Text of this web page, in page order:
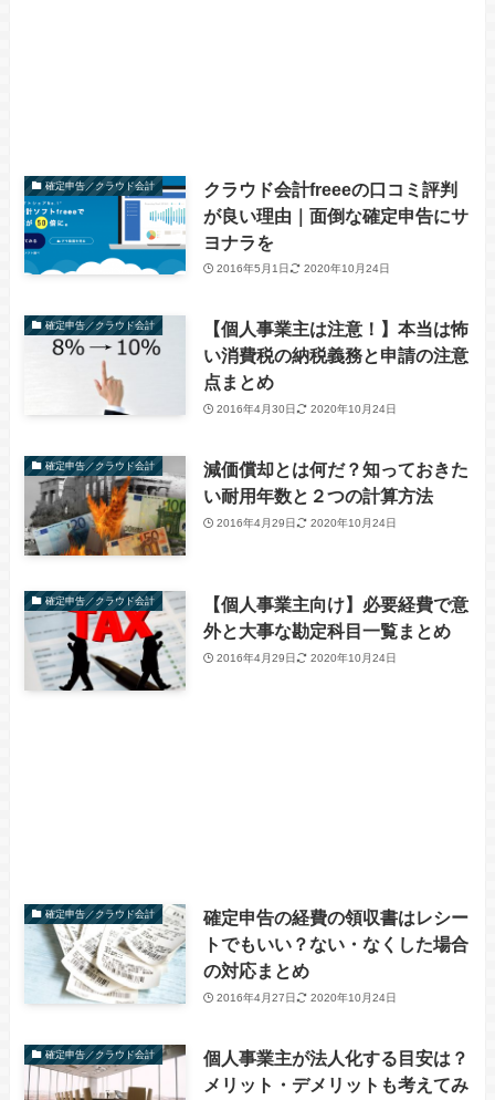
確定申告／クラウド会計
クラウド会計freeeの口コミ評判
が良い理由｜面倒な確定申告にサ
ヨナラを
2016年5月1日 2020年10月24日
確定申告／クラウド会計
【個人事業主は注意！】本当は怖
い消費税の納税義務と申請の注意
点まとめ
2016年4月30日 2020年10月24日
確定申告／クラウド会計
減価償却とは何だ？知っておきた
い耐用年数と２つの計算方法
2016年4月29日 2020年10月24日
確定申告／クラウド会計
【個人事業主向け】必要経費で意
外と大事な勘定科目一覧まとめ
2016年4月29日 2020年10月24日
確定申告／クラウド会計
確定申告の経費の領収書はレシー
トでもいい？ない・なくした場合
の対応まとめ
2016年4月27日 2020年10月24日
確定申告／クラウド会計
個人事業主が法人化する目安は？
メリット・デメリットも考えてみ